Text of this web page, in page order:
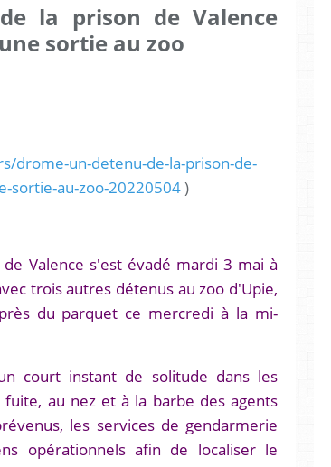
la prison de Valence
sortie au zoo
drome-un-detenu-de-la-prison-de-
sortie-au-zoo-20220504)
Valence s'est évadé mardi 3 mai à
trois autres détenus au zoo d'Upie,
du parquet ce mercredi à la mi-
court instant de solitude dans les
au nez et à la barbe des agents
les services de gendarmerie
opérationnels afin de localiser le